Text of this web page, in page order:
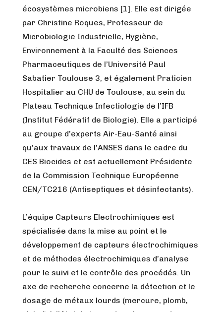
écosystèmes microbiens [1]. Elle est dirigée
par Christine Roques, Professeur de
Microbiologie Industrielle, Hygiène,
Environnement à la Faculté des Sciences
Pharmaceutiques de l’Université Paul
Sabatier Toulouse 3, et également Praticien
Hospitalier au CHU de Toulouse, au sein du
Plateau Technique Infectiologie de l’IFB
(Institut Fédératif de Biologie). Elle a participé
au groupe d’experts Air-Eau-Santé ainsi
qu’aux travaux de l’ANSES dans le cadre du
CES Biocides et est actuellement Présidente
de la Commission Technique Européenne
CEN/TC216 (Antiseptiques et désinfectants).
L’équipe Capteurs Electrochimiques est
spécialisée dans la mise au point et le
développement de capteurs électrochimiques
et de méthodes électrochimiques d’analyse
pour le suivi et le contrôle des procédés. Un
axe de recherche concerne la détection et le
dosage de métaux lourds (mercure, plomb,